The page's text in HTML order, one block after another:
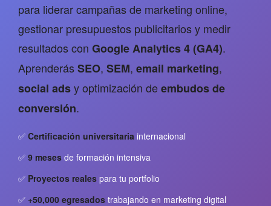
para liderar campañas de marketing online,
gestionar presupuestos publicitarios y medir
resultados con Google Analytics 4 (GA4).
AprenderásSEO, SEM, email marketing,
social adsy optimización deembudos de
conversión.
✅ Certificación universitaria internacional
✅ 9 meses de formación intensiva
✅ Proyectos reales para tu portfolio
✅ +50,000 egresados trabajando en marketing digital